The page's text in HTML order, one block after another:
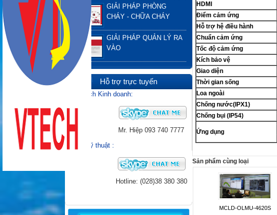
GIẢI PHÁP PHÒNG
CHÁY - CHỮA CHÁY
GIẢI PHÁP QUẢN LÝ RA
VÀO
Hỗ trợ trực tuyến
Phụ Trách Kinh doanh:
Mr. Hiệp093 740 7777
Hỗ trợ kỹ thuật:
Hotline: (028)38 380 380
HDMI
Điểm cảm ứng
Hỗ trợ hệ điều hành
Chuẩn cảm ứng
Tốc độ cảm ứng
Kích bảo vệ
Giao diện
Thời gian sống
Loa ngoài
Chống nước(IPX1)
Chống bụi (IP54)
Ứng dụng
Sản phẩm cùng loại
MCLD-OLMU-4620S